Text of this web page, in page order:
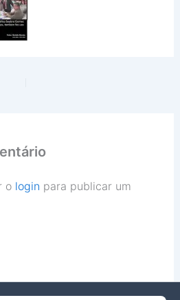
o login para publicar um